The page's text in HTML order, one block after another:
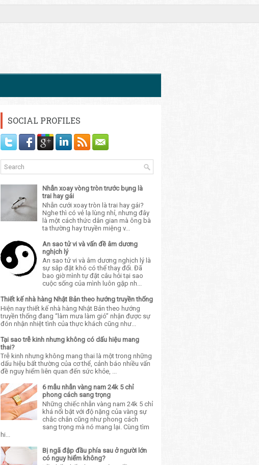
SOCIAL PROFILES
Nhẫn xoay vòng tròn trước bụng là
trai hay gái
Nhẫn cưới xoay tròn là trai hay gái?
Nghe thì có vẻ lạ lùng nhỉ, nhưng đây
là một cách thức dân gian mà ông bà
ta thường hay truyền miệng v...
An sao tử vi và vấn đề âm dương
nghịch lý
An sao tử vi và âm dương nghịch lý là
sự sắp đặt khó có thể thay đổi. Đã
bao giờ mình tự đặt câu hỏi tại sao
cuộc sống của mình luôn gặp nh...
Thiết kế nhà hàng Nhật Bản theo hướng truyền thống
Hiện nay thiết kế nhà hàng Nhật Bản theo hướng
truyền thống đang “làm mưa làm gió” nhận được sự
đón nhận nhiệt tình của thực khách cũng như...
Tại sao trễ kinh nhưng không có dấu hiệu mang
thai?
Trễ kinh nhưng không mang thai là một trong những
dấu hiệu bất thường của cơ thể, cảnh báo nhiều vấn
đề nguy hiểm liên quan đến sức khỏe, ...
6 mẫu nhẫn vàng nam 24k 5 chỉ
phong cách sang trọng
Những chiếc nhẫn vàng nam 24k 5 chỉ
khá nổi bật với độ nặng của vàng sự
chắc chắn cũng như phong cách
sang trọng mà nó mang lại. Cùng tìm
hi...
Bị ngã đập đầu phía sau ở người lớn
có nguy hiểm không?